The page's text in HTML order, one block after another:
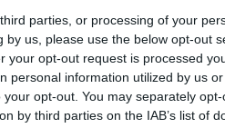
parties, or processing of your
us, please use the below opt-out
your opt-out request is processed
personal information utilized by us
opt-out. You may separately
by third parties on the IAB’s list of
a aflat că suferă de
prin
complicații